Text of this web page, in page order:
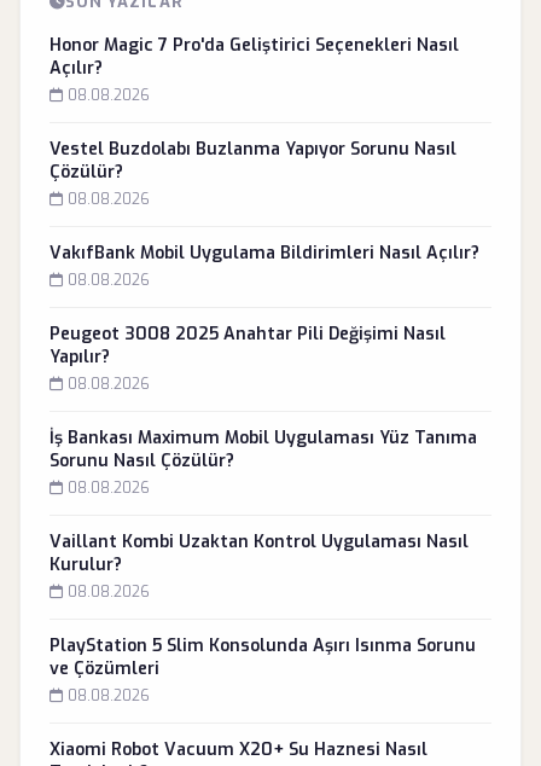
Honor Magic 7 Pro'da Geliştirici Seçenekleri Nasıl
Açılır?
08.08.2026
Vestel Buzdolabı Buzlanma Yapıyor Sorunu Nasıl
Çözülür?
08.08.2026
VakıfBank Mobil Uygulama Bildirimleri Nasıl Açılır?
08.08.2026
Peugeot 3008 2025 Anahtar Pili Değişimi Nasıl
Yapılır?
08.08.2026
İş Bankası Maximum Mobil Uygulaması Yüz Tanıma
Sorunu Nasıl Çözülür?
08.08.2026
Vaillant Kombi Uzaktan Kontrol Uygulaması Nasıl
Kurulur?
08.08.2026
PlayStation 5 Slim Konsolunda Aşırı Isınma Sorunu
ve Çözümleri
08.08.2026
Xiaomi Robot Vacuum X20+ Su Haznesi Nasıl